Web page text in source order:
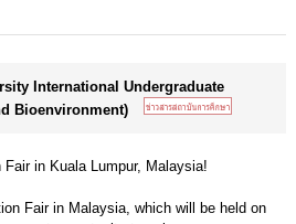
International Undergraduate
Bioenvironment)
Fair in Kuala Lumpur, Malaysia!
Fair in Malaysia, which will be held on